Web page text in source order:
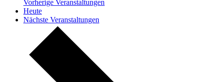
Vorherige Veranstaltungen
Heute
Nächste Veranstaltungen